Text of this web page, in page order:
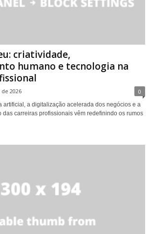
criatividade,
humano e tecnologia na
2026 0
artificial, a digitalização acelerada dos negócios e a
das carreiras profissionais vêm redefinindo os rumos